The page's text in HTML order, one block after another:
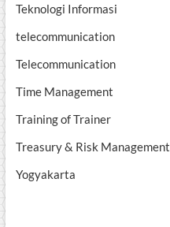
Teknologi Informasi
telecommunication
Telecommunication
Time Management
Training of Trainer
Treasury & Risk Management
Yogyakarta